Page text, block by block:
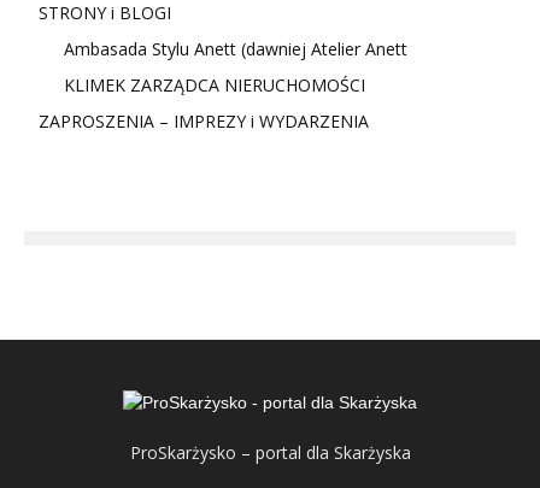
STRONY i BLOGI
Ambasada Stylu Anett (dawniej Atelier Anett
KLIMEK ZARZĄDCA NIERUCHOMOŚCI
ZAPROSZENIA – IMPREZY i WYDARZENIA
ProSkarżysko – portal dla Skarżyska